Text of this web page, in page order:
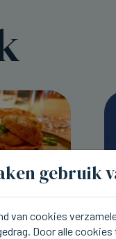
gebruik
van cookies
Door alle